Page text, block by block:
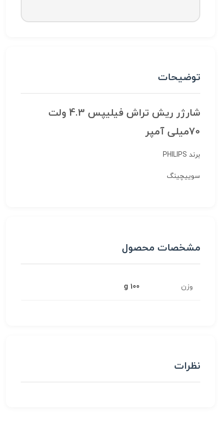
توضیحات
شارژر ریش تراش فیلیپس 4.3 ولت
70میلی آمپر
برند PHILIPS
سوییچینگ
مشخصات محصول
وزن 100 g
نظرات